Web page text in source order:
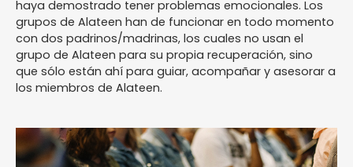
haya demostrado tener problemas emocionales. Los
grupos de Alateen han de funcionar en todo momento
con dos padrinos/madrinas, los cuales no usan el
grupo de Alateen para su propia recuperación, sino
que sólo están ahí para guiar, acompañar y asesorar a
los miembros de Alateen.